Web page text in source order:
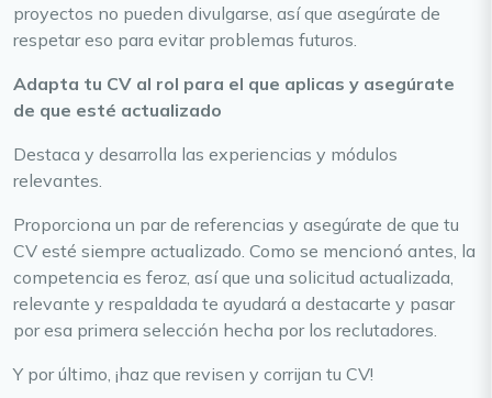
proyectos no pueden divulgarse, así que asegúrate de
respetar eso para evitar problemas futuros.
Adapta tu CV al rol para el que aplicas y asegúrate
de que esté actualizado
Destaca y desarrolla las experiencias y módulos
relevantes.
Proporciona un par de referencias y asegúrate de que tu
CV esté siempre actualizado. Como se mencionó antes, la
competencia es feroz, así que una solicitud actualizada,
relevante y respaldada te ayudará a destacarte y pasar
por esa primera selección hecha por los reclutadores.
Y por último, ¡haz que revisen y corrijan tu CV!